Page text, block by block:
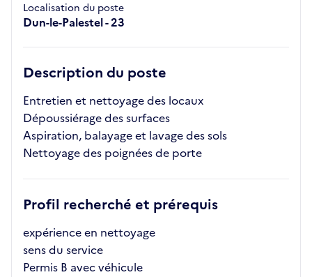
Localisation du poste
Dun-le-Palestel - 23
Description du poste
Entretien et nettoyage des locaux
Dépoussiérage des surfaces
Aspiration, balayage et lavage des sols
Nettoyage des poignées de porte
Profil recherché et prérequis
expérience en nettoyage
sens du service
Permis B avec véhicule